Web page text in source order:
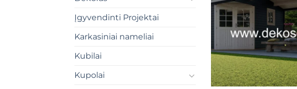
Įgyvendinti Projektai
Karkasiniai nameliai
Kubilai
Kupolai